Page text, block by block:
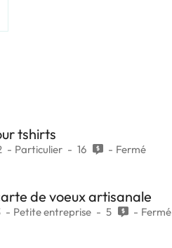
tshirts
Particulier 16 Fermé
de voeux artisanale
Petite entreprise 5 Fermé